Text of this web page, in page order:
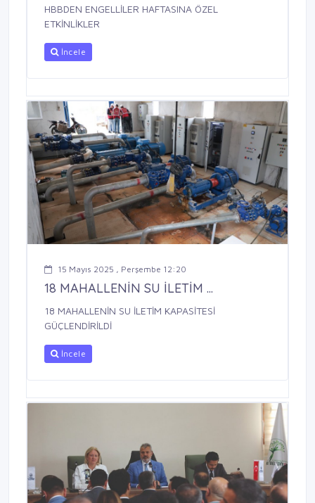
HBBDEN ENGELLİLER HAFTASINA ÖZEL
ETKİNLİKLER
İncele
15 Mayıs 2025 , Perşembe 12:20
18 MAHALLENİN SU İLETİM ...
18 MAHALLENİN SU İLETİM KAPASİTESİ
GÜÇLENDİRİLDİ
İncele